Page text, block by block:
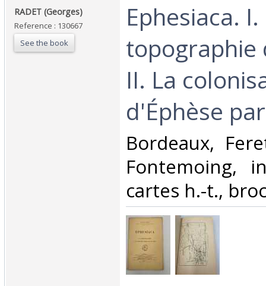
‎RADET (Georges)‎
Reference : 130667
See the book
‎Ephesiaca. I.
topographie
II. La
d'Éphèse
‎Bordeaux,
Fontemoing,
cartes h.-t.,